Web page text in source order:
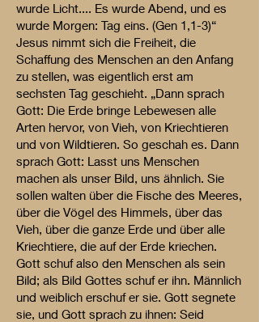
wurde Licht.... Es wurde Abend, und es
wurde Morgen: Tag eins. (Gen 1,1-3)“
Jesus nimmt sich die Freiheit, die
Schaffung des Menschen an den Anfang
zu stellen, was eigentlich erst am
sechsten Tag geschieht. „Dann sprach
Gott: Die Erde bringe Lebewesen alle
Arten hervor, von Vieh, von Kriechtieren
und von Wildtieren. So geschah es. Dann
sprach Gott: Lasst uns Menschen
machen als unser Bild, uns ähnlich. Sie
sollen walten über die Fische des Meeres,
über die Vögel des Himmels, über das
Vieh, über die ganze Erde und über alle
Kriechtiere, die auf der Erde kriechen.
Gott schuf also den Menschen als sein
Bild; als Bild Gottes schuf er ihn. Männlich
und weiblich erschuf er sie. Gott segnete
sie, und Gott sprach zu ihnen: Seid